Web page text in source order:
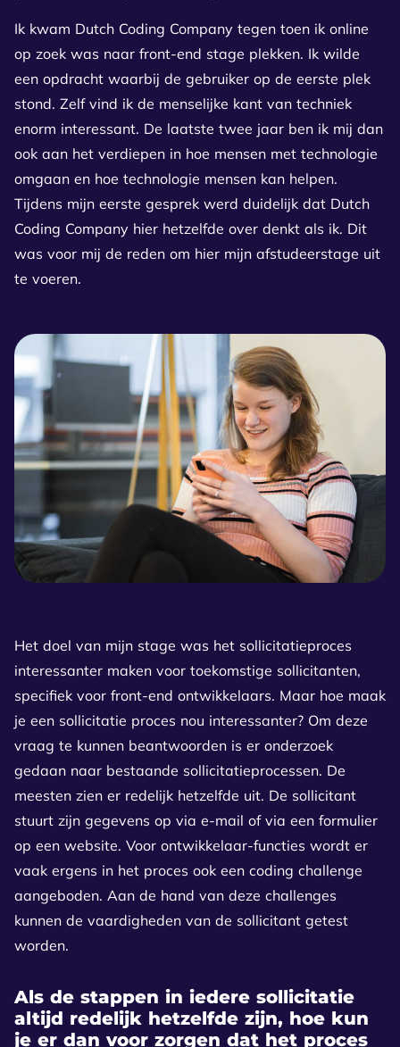
Ik kwam Dutch Coding Company tegen toen ik online
op zoek was naar front-end stage plekken. Ik wilde
een opdracht waarbij de gebruiker op de eerste plek
stond. Zelf vind ik de menselijke kant van techniek
enorm interessant. De laatste twee jaar ben ik mij dan
ook aan het verdiepen in hoe mensen met technologie
omgaan en hoe technologie mensen kan helpen.
Tijdens mijn eerste gesprek werd duidelijk dat Dutch
Coding Company hier hetzelfde over denkt als ik. Dit
was voor mij de reden om hier mijn afstudeerstage uit
te voeren.
Het doel van mijn stage was het sollicitatieproces
interessanter maken voor toekomstige sollicitanten,
specifiek voor front-end ontwikkelaars. Maar hoe maak
je een sollicitatie proces nou interessanter? Om deze
vraag te kunnen beantwoorden is er onderzoek
gedaan naar bestaande sollicitatieprocessen. De
meesten zien er redelijk hetzelfde uit. De sollicitant
stuurt zijn gegevens op via e-mail of via een formulier
op een website. Voor ontwikkelaar-functies wordt er
vaak ergens in het proces ook een coding challenge
aangeboden. Aan de hand van deze challenges
kunnen de vaardigheden van de sollicitant getest
worden.
Als de stappen in iedere sollicitatie
altijd redelijk hetzelfde zijn, hoe kun
je er dan voor zorgen dat het proces